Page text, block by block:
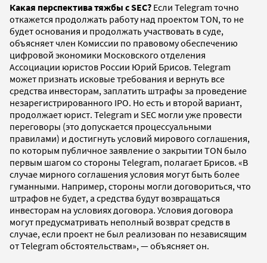
Какая перспектива тяжбы с SEC? Если Telegram точно
откажется продолжать работу над проектом TON, то не
будет основания и продолжать участвовать в суде,
объясняет член Комиссии по правовому обеспечению
цифровой экономики Московского отделения
Ассоциации юристов России Юрий Брисов. Telegram
может признать исковые требования и вернуть все
средства инвесторам, заплатить штрафы за проведение
незарегистрированного IPO. Но есть и второй вариант,
продолжает юрист. Telegram и SEC могли уже провести
переговоры (это допускается процессуальными
правилами) и достигнуть условий мирового соглашения,
по которым публичное заявление о закрытии TON было
первым шагом со стороны Telegram, полагает Брисов. «В
случае мирного соглашения условия могут быть более
гуманными. Например, стороны могли договориться, что
штрафов не будет, а средства будут возвращаться
инвесторам на условиях договора. Условия договора
могут предусматривать неполный возврат средств в
случае, если проект не был реализован по независящим
от Telegram обстоятельствам», — объясняет он.